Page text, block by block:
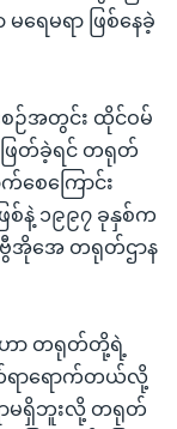
ေမရာ ဖြစ်နေခဲ့
စဉ်အတွင်း ထိုင်ဝမ်
ဖြတ်ခဲ့ရင် တရုတ်
စေကြောင်း
စ်နဲ့ ၁၉၉၇ ခုနှစ်က
ဗွီအိုအေ တရုတ်ဌာန
ဟာ တရုတ်တို့ရဲ့
က်ရာရောက်တယ်လို့
မရှိဘူးလို့ တရုတ်